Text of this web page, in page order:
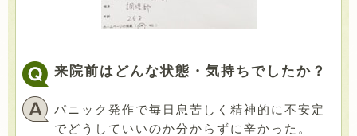
来院前はどんな状態・気持ちでしたか？
パニック発作で毎日息苦しく精神的に不安定
でどうしていいのか分からずに辛かった。